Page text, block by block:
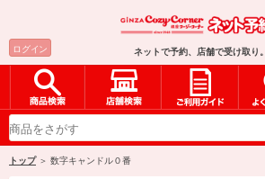
ログイン ネットで予約、店舗で受け取り。
トップ＞ 数字キャンドル０番